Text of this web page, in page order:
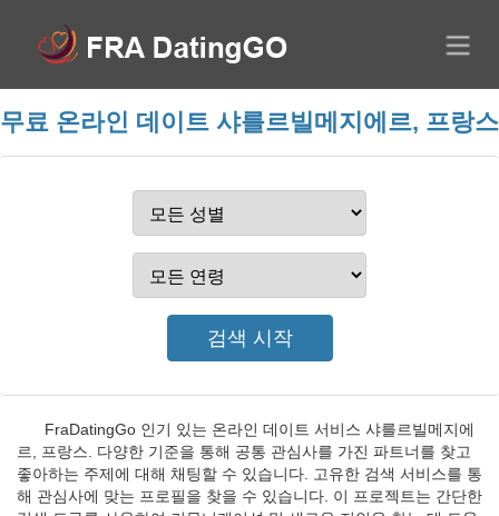
무료 온라인 데이트 샤를르빌메지에르, 프랑스
FraDatingGo 인기 있는 온라인 데이트 서비스 샤를르빌메지에
르, 프랑스. 다양한 기준을 통해 공통 관심사를 가진 파트너를 찾고
좋아하는 주제에 대해 채팅할 수 있습니다. 고유한 검색 서비스를 통
해 관심사에 맞는 프로필을 찾을 수 있습니다. 이 프로젝트는 간단한